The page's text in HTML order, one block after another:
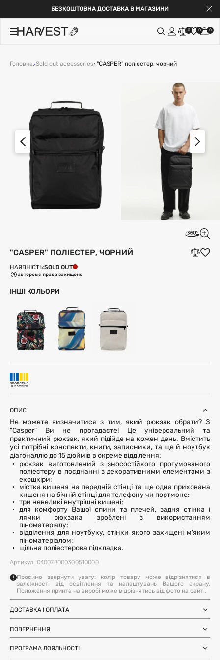
БЕЗКОШТОВНА ДОСТАВКА В МАГАЗИНИ
0 0 0
Головна Sold out accessories "CASPER" поліестер, чорний
"CASPER" ПОЛІЕСТЕР, ЧОРНИЙ
НАЯВНІСТЬ:SOLD OUT
авторські права захищено
ІНШІ КОЛЬОРИ
ОПИС
Не можете визначитися з тим, який рюкзак обрати? З
"Casper" Ви не прогадаєте! Це універсальний та
практичний рюкзак, який підійде на кожен день. Вмістить
усі потрібні конспекти, книги, записники, та ще й ноутбук
діагоналлю до 15 дюймів в окреме відділення:
рюкзак виготовлений з зносостійкого прогумованого
поліестеру в поєднанні з декоративними елементами з
екошкіри;
містка кишеня на передній стінці та ще одна прихована
кишеня на бічній стінці для телефону чи портмоне;
три невеликі внутрішні кишені;
для комфорту Вашої спини та плечей, задня стінка і
лямки рюкзака зроблені з використанням
піноматеріалу;
відділення для ноутбуку, стінки якого захищені м'яким
піноматеріалом;
щільна поліестерова підкладка.
Артикул: 040078000300510000
Просимо звернути увагу: колір товару може відрізнятися в
залежності від освітлення та налаштувань Вашого екрану.
Положення принта на виробі може відрізнятись від фото на сайті.
ДОСТАВКА І ОПЛАТА
Україні) 1-3 дні
Самовивіз з магазинів Harvest після SMS-підтвердження про
Міжнародна доставка Нова Пошта
Global
терміни уточнюйте для вашої
країни
ПОВЕРНЕННЯ
Ми залишили можливість повернення та обміну, щоб ви
почувались впевнено під час покупки. Ви можете
ПРОГРАМА ЛОЯЛЬНОСТІ